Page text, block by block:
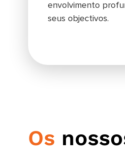
envolvimento
seus objectivos.
Os